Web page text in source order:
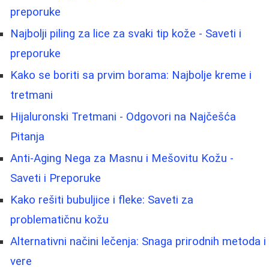
preporuke
Najbolji piling za lice za svaki tip kože - Saveti i
preporuke
Kako se boriti sa prvim borama: Najbolje kreme i
tretmani
Hijaluronski Tretmani - Odgovori na Najčešća
Pitanja
Anti-Aging Nega za Masnu i Mešovitu Kožu -
Saveti i Preporuke
Kako rešiti bubuljice i fleke: Saveti za
problematičnu kožu
Alternativni načini lečenja: Snaga prirodnih metoda i
vere